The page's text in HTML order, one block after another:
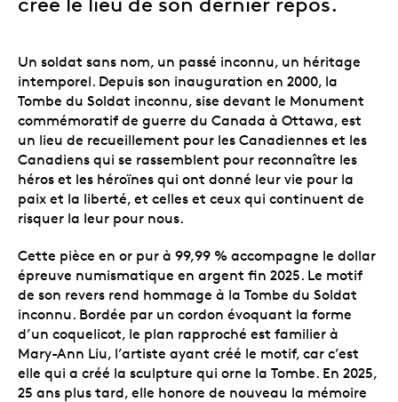
Un soldat sans nom, un passé inconnu, un héritage
intemporel. Depuis son inauguration en 2000, la
Tombe du Soldat inconnu, sise devant le Monument
commémoratif de guerre du Canada à Ottawa, est
un lieu de recueillement pour les Canadiennes et les
Canadiens qui se rassemblent pour reconnaître les
héros et les héroïnes qui ont donné leur vie pour la
paix et la liberté, et celles et ceux qui continuent de
risquer la leur pour nous.
Cette pièce en or pur à 99,99 % accompagne le dollar
épreuve numismatique en argent fin 2025. Le motif
de son revers rend hommage à la Tombe du Soldat
inconnu. Bordée par un cordon évoquant la forme
d’un coquelicot, le plan rapproché est familier à
Mary-Ann Liu, l’artiste ayant créé le motif, car c’est
elle qui a créé la sculpture qui orne la Tombe. En 2025,
25 ans plus tard, elle honore de nouveau la mémoire